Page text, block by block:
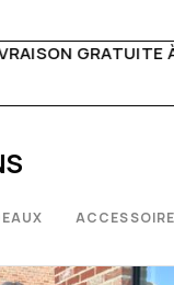
DE 150€LIVE